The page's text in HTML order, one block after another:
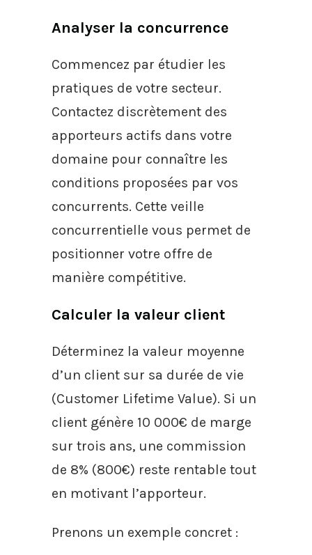
Analyser la concurrence
Commencez par étudier les
pratiques de votre secteur.
Contactez discrètement des
apporteurs actifs dans votre
domaine pour connaître les
conditions proposées par vos
concurrents. Cette veille
concurrentielle vous permet de
positionner votre offre de
manière compétitive.
Calculer la valeur client
Déterminez la valeur moyenne
d’un client sur sa durée de vie
(Customer Lifetime Value). Si un
client génère 10 000€ de marge
sur trois ans, une commission
de 8% (800€) reste rentable tout
en motivant l’apporteur.
Prenons un exemple concret :